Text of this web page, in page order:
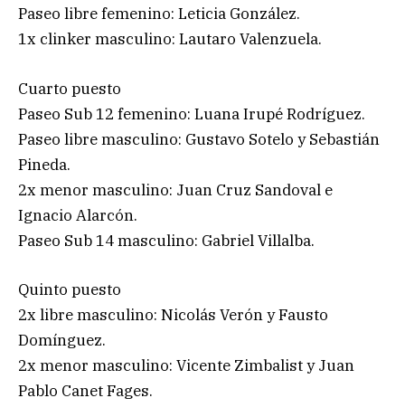
Paseo libre femenino: Leticia González.
1x clinker masculino: Lautaro Valenzuela.
Cuarto puesto
Paseo Sub 12 femenino: Luana Irupé Rodríguez.
Paseo libre masculino: Gustavo Sotelo y Sebastián
Pineda.
2x menor masculino: Juan Cruz Sandoval e
Ignacio Alarcón.
Paseo Sub 14 masculino: Gabriel Villalba.
Quinto puesto
2x libre masculino: Nicolás Verón y Fausto
Domínguez.
2x menor masculino: Vicente Zimbalist y Juan
Pablo Canet Fages.